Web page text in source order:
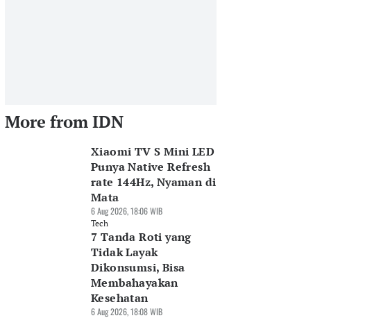
More from IDN
Xiaomi TV S Mini LED
Punya Native Refresh
rate 144Hz, Nyaman di
Mata
6 Aug 2026, 18:06 WIB
Tech
7 Tanda Roti yang
Tidak Layak
Dikonsumsi, Bisa
Membahayakan
Kesehatan
6 Aug 2026, 18:08 WIB